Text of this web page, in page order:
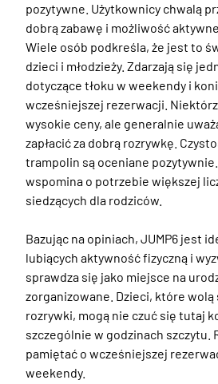
pozytywne. Użytkownicy chwalą
dobrą zabawę i możliwość
Wiele osób podkreśla, że jest to
dzieci i młodzieży. Zdarzają się
dotyczące tłoku w weekendy i
wcześniejszej rezerwacji.
wysokie ceny, ale generalnie
zapłacić za dobrą rozrywkę.
trampolin są oceniane
wspomina o potrzebie większej
siedzących dla rodziców.
Bazując na opiniach, JUMP6 jest
lubiących aktywność fizyczną i
sprawdza się jako miejsce na
zorganizowane. Dzieci, które
rozrywki, mogą nie czuć się tutaj
szczególnie w godzinach szczytu.
pamiętać o wcześniejszej
weekendy.